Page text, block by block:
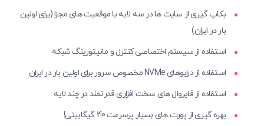
بکاپ گیری از سایت ها در سه لایه با موقعیت های مجزا (برای اولین
بار در ایران)
استفاده از سیستم اختصاصی کنترل و مانیتورینگ شبکه
استفاده از درایوهای NVMe مخصوص سرور برای اولین بار در ایران
استفاده از فایروال های سخت افزاری قدرتمند در چند لایه
بهره گیری از پورت های بسیار پرسرعت 40 گیگابیتی!